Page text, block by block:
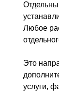
Любое
Это
услуги,